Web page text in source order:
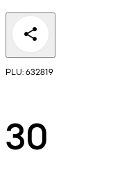
PLU: 632819
30